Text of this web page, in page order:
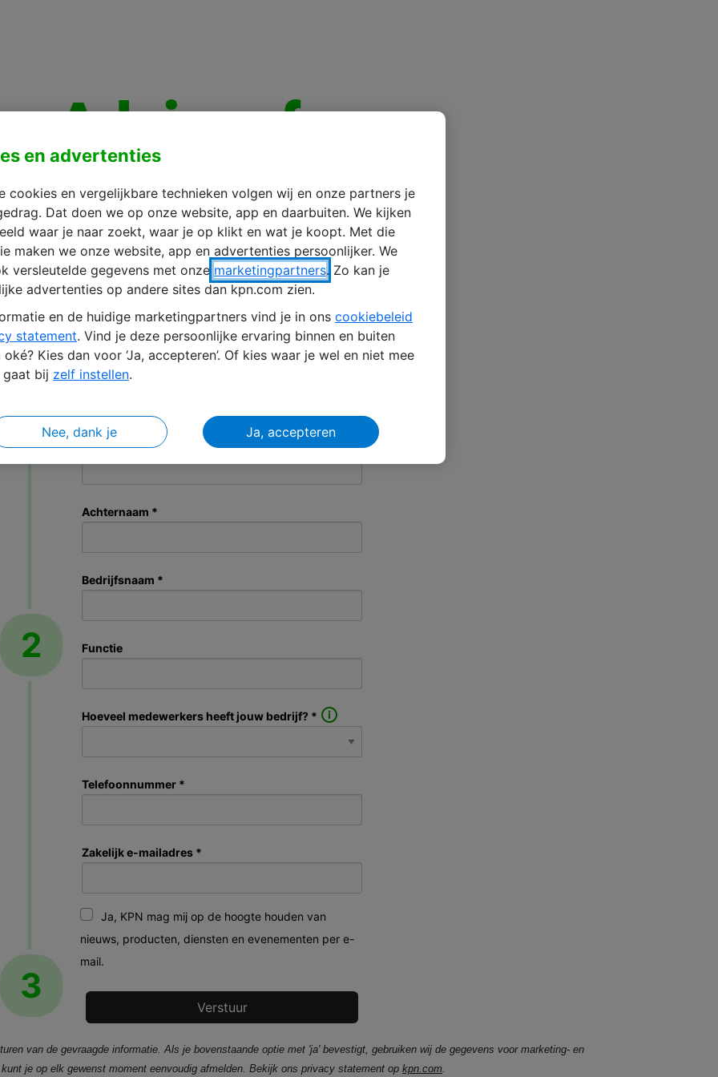
Advies of
vraag?
We helpen je graag!
1
2
3
Wat is je vraag? *
Voornaam *
Tussenvoegsel(s)
Achternaam *
Bedrijfsnaam *
Functie
Hoeveel medewerkers heeft jouw bedrijf? *
Telefoonnummer *
Zakelijk e-mailadres *
Ja, KPN mag mij op de hoogte houden van
nieuws, producten, diensten en evenementen per e-
mail.
van de gevraagde informatie. Als je bovenstaande optie met 'ja' bevestigt, gebruiken wij de gegevens voor marketing- en
je op elk gewenst moment eenvoudig afmelden. Bekijk ons privacy statement op kpn.com.
en advertenties
cookies en vergelijkbare technieken volgen wij en onze partners je
Dat doen we op onze website, app en daarbuiten. We kijken
waar je naar zoekt, waar je op klikt en wat je koopt. Met die
maken we onze website, app en advertenties persoonlijker. We
versleutelde gegevens met onze marketingpartners. Zo kan je
advertenties op andere sites dan kpn.com zien.
en de huidige marketingpartners vind je in ons cookiebeleid
statement. Vind je deze persoonlijke ervaring binnen en buiten
Kies dan voor ‘Ja, accepteren’. Of kies waar je wel en niet mee
bij zelf instellen.
Nee, dank je Ja, accepteren